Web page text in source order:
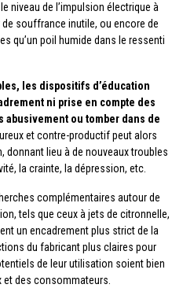
niveau de l’impulsion électrique à
souffrance inutile, ou encore de
qu’un poil humide dans le ressenti
les dispositifs d’éducation
ni prise en compte des
abusivement ou tomber dans de
et contre-productif peut alors
donnant lieu à de nouveaux troubles
la crainte, la dépression, etc.
complémentaires autour de
tels que ceux à jets de citronnelle,
un encadrement plus strict de la
du fabricant plus claires pour
de leur utilisation soient bien
et des consommateurs.